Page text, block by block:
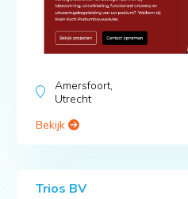
Amersfoort,
Utrecht
Bekijk
Trios BV